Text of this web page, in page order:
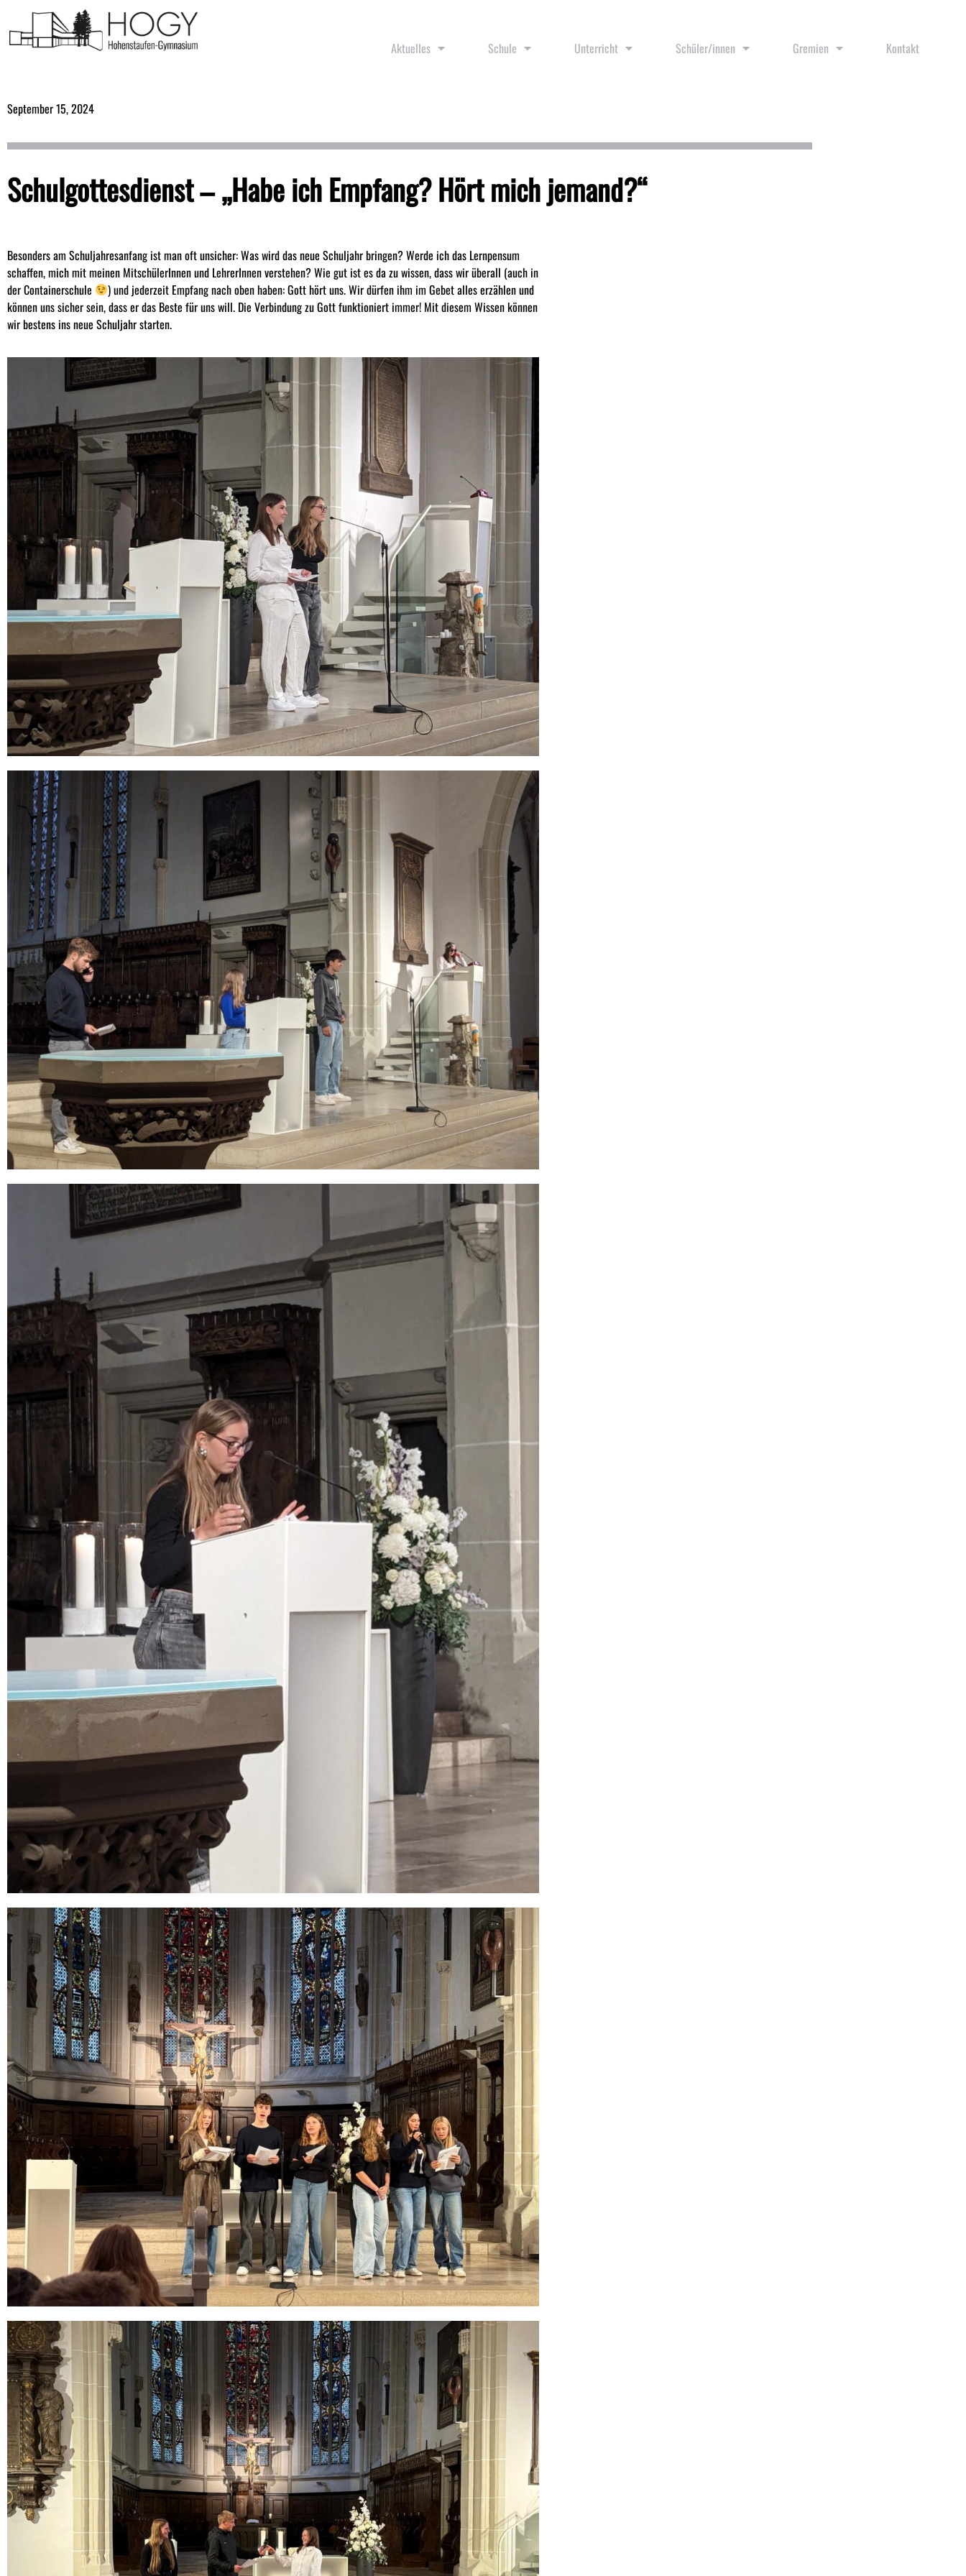
Aktuelles Schule Unterricht Schüler/innen Gremien Kontakt
September 15, 2024
Schulgottesdienst – „Habe ich Empfang? Hört mich jemand?“
Besonders am Schuljahresanfang ist man oft unsicher: Was wird das neue Schuljahr bringen? Werde ich das Lernpensum
schaffen, mich mit meinen MitschülerInnen und LehrerInnen verstehen? Wie gut ist es da zu wissen, dass wir überall (auch in
der Containerschule
) und jederzeit Empfang nach oben haben: Gott hört uns. Wir dürfen ihm im Gebet alles erzählen und
können uns sicher sein, dass er das Beste für uns will. Die Verbindung zu Gott funktioniert immer! Mit diesem Wissen können
wir bestens ins neue Schuljahr starten.